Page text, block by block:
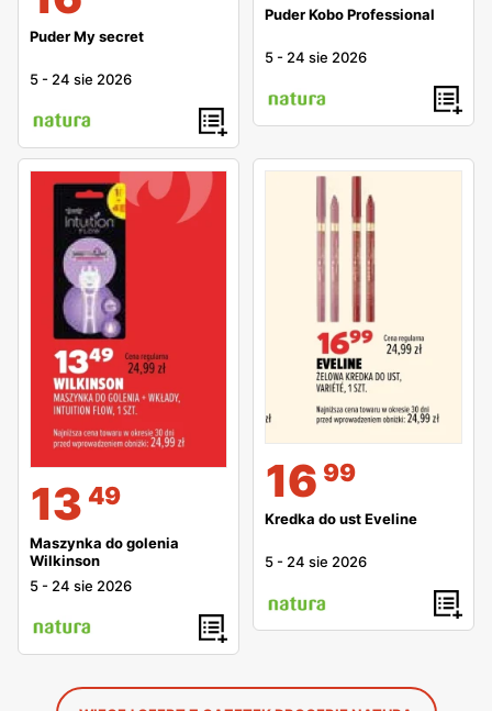
Puder My secret
5 - 24 sie 2026
Puder Kobo Professional
5 - 24 sie 2026
13 49
Maszynka do golenia
Wilkinson
5 - 24 sie 2026
16 99
Kredka do ust Eveline
5 - 24 sie 2026